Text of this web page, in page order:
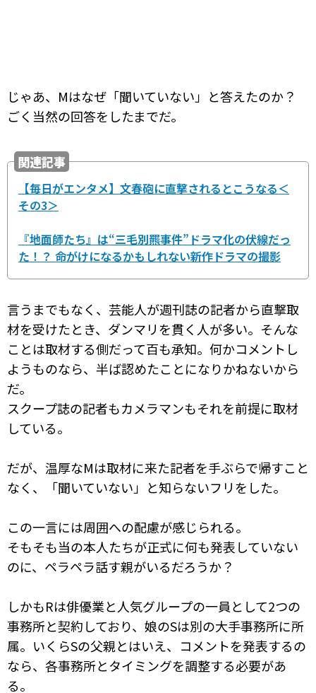
じゃあ、Mはなぜ「聞いていない」と答えたのか？
ごく当然の回答をしたまでだ。
関連記事
【毎日がエンタメ】文春砲に直撃されるとこうなる＜
その3＞
『地面師たち』は“三毛別羆事件”ドラマ化の伏線だっ
た！？ 命がけになるかもしれない新作ドラマの撮影
言うまでもなく、芸能人が週刊誌の記者から直撃取
材を受けたとき、ダンマリを貫く人が多い。そんな
ことは取材する側だって百も承知。何かコメントし
ようものなら、半ば認めたことになりかねないから
だ。
スクープ誌の記者もカメラマンもそれを前提に取材
している。
だが、温厚なMは取材に来た記者を手ぶらで帰すこと
なく、「聞いていない」と知らないフリをした。
この一言には周囲への配慮が感じられる。
そもそも当の本人たちが正式に何も発表していない
のに、ペラペラ話す親がいるだろうか？
しかもRは俳優業と人気グループの一員として2つの
事務所と契約しており、娘のSは別の大手事務所に所
属。いくらSの父親とはいえ、コメントを発表するの
なら、各事務所とタイミングを調整する必要があ
る。